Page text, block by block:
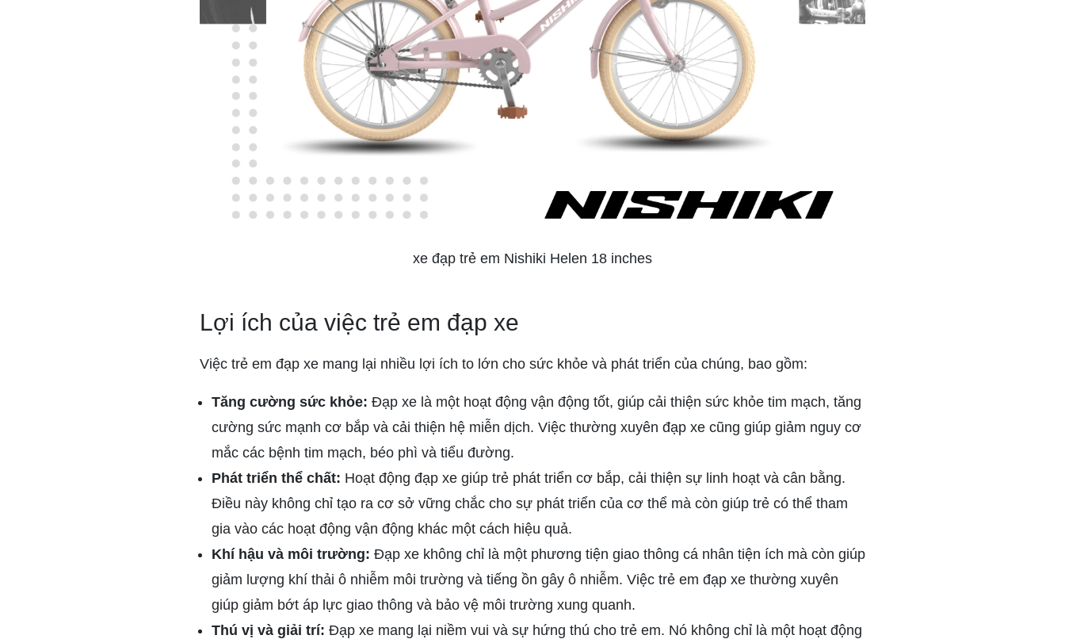
xe đạp trẻ em Nishiki Helen 18 inches
Lợi ích của việc trẻ em đạp xe
Việc trẻ em đạp xe mang lại nhiều lợi ích to lớn cho sức khỏe và phát triển của chúng, bao gồm:
Tăng cường sức khỏe: Đạp xe là một hoạt động vận động tốt, giúp cải thiện sức khỏe tim mạch, tăng
cường sức mạnh cơ bắp và cải thiện hệ miễn dịch. Việc thường xuyên đạp xe cũng giúp giảm nguy cơ
mắc các bệnh tim mạch, béo phì và tiểu đường.
Phát triển thể chất: Hoạt động đạp xe giúp trẻ phát triển cơ bắp, cải thiện sự linh hoạt và cân bằng.
Điều này không chỉ tạo ra cơ sở vững chắc cho sự phát triển của cơ thể mà còn giúp trẻ có thể tham
gia vào các hoạt động vận động khác một cách hiệu quả.
Khí hậu và môi trường: Đạp xe không chỉ là một phương tiện giao thông cá nhân tiện ích mà còn giúp
giảm lượng khí thải ô nhiễm môi trường và tiếng ồn gây ô nhiễm. Việc trẻ em đạp xe thường xuyên
giúp giảm bớt áp lực giao thông và bảo vệ môi trường xung quanh.
Thú vị và giải trí: Đạp xe mang lại niềm vui và sự hứng thú cho trẻ em. Nó không chỉ là một hoạt động